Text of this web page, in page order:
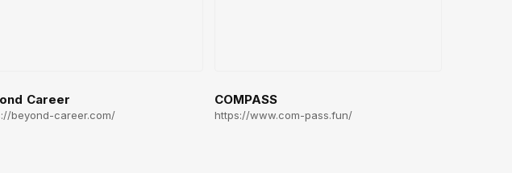
Career
beyond-career.com/
COMPASS
https://www.com-pass.fun/